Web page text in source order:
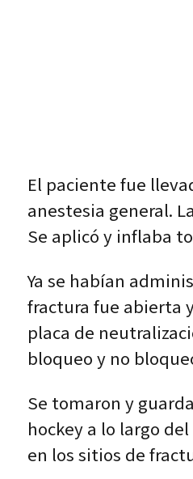
El paciente fue
anestesia general.
Se aplicó y inflaba
Ya se habían
fractura fue abierta
placa de
bloqueo y no
Se tomaron y
hockey a lo largo
en los sitios de